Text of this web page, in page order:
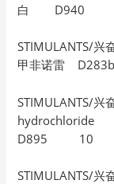
白 D940
STIMULANTS/
甲非诺雷
STIMULANTS/
hydrochloride
D895 10
STIMULANTS/